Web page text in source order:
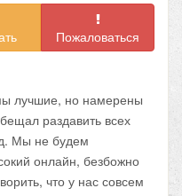
Пожаловаться
лучшие, но намерены
раздавить всех
Мы не будем
онлайн, безбожно
что у нас совсем